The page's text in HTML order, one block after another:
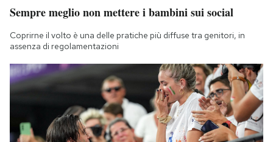
Sempre meglio non mettere i bambini sui social
Coprirne il volto è una delle pratiche più diffuse tra genitori, in
assenza di regolamentazioni